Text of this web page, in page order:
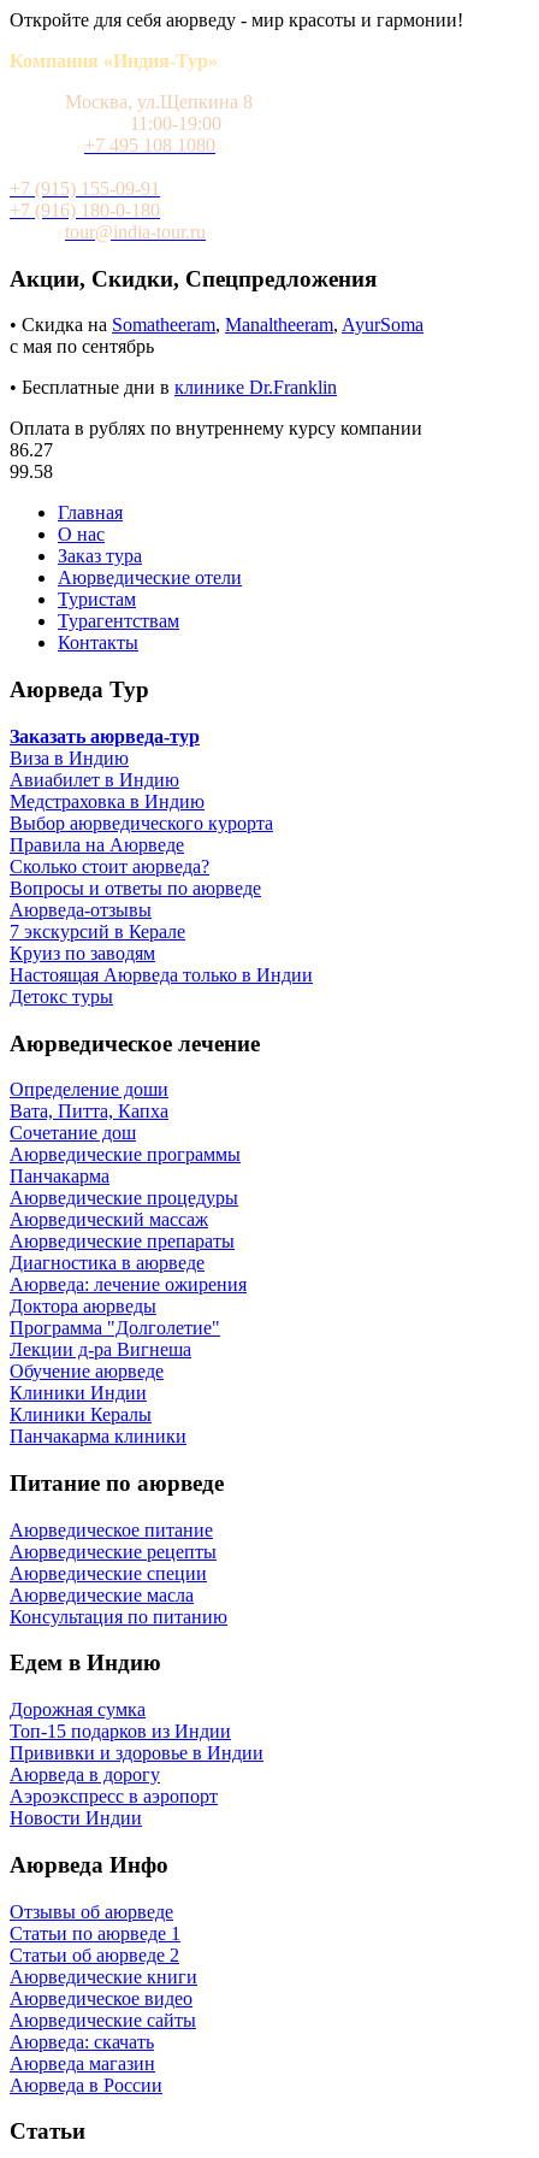
Откройте для себя аюрведу - мир красоты и гармонии!
Компания «Индия-Тур»
Москва, ул.Щепкина 8
11:00-19:00
+7 495 108 1080
+7 (915) 155-09-91
+7 (916) 180-0-180
tour@india-tour.ru
Акции, Скидки, Спецпредложения
• Скидка на Somatheeram, Manaltheeram, AyurSoma
с мая по сентябрь
• Бесплатные дни в клинике Dr.Franklin
Оплата в рублях по внутреннему курсу компании
86.27
99.58
Главная
О нас
Заказ тура
Аюрведические отели
Туристам
Турагентствам
Контакты
Аюрведа Тур
Заказать аюрведа-тур
Виза в Индию
Авиабилет в Индию
Медстраховка в Индию
Выбор аюрведического курорта
Правила на Аюрведе
Сколько стоит аюрведа?
Вопросы и ответы по аюрведе
Аюрведа-отзывы
7 экскурсий в Керале
Круиз по заводям
Настоящая Аюрведа только в Индии
Детокс туры
Аюрведическое лечение
Определение доши
Вата, Питта, Капха
Сочетание дош
Аюрведические программы
Панчакарма
Аюрведические процедуры
Аюрведический массаж
Аюрведические препараты
Диагностика в аюрведе
Аюрведа: лечение ожирения
Доктора аюрведы
Программа "Долголетие"
Лекции д-ра Вигнеша
Обучение аюрведе
Клиники Индии
Клиники Кералы
Панчакарма клиники
Питание по аюрведе
Аюрведическое питание
Аюрведические рецепты
Аюрведические специи
Аюрведические масла
Консультация по питанию
Едем в Индию
Дорожная сумка
Топ-15 подарков из Индии
Прививки и здоровье в Индии
Аюрведа в дорогу
Аэроэкспресс в аэропорт
Новости Индии
Аюрведа Инфо
Отзывы об аюрведе
Статьи по аюрведе 1
Статьи об аюрведе 2
Аюрведические книги
Аюрведическое видео
Аюрведические сайты
Аюрведа: скачать
Аюрведа магазин
Аюрведа в России
Статьи